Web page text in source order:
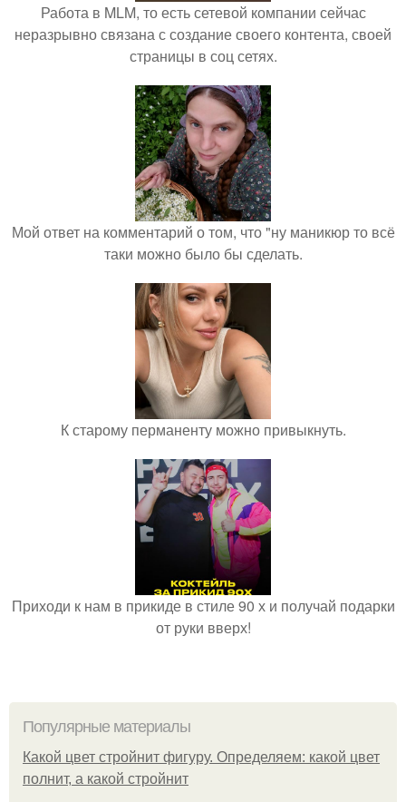
Работа в MLM, то есть сетевой компании сейчас
неразрывно связана с создание своего контента, своей
страницы в соц сетях.
Мой ответ на комментарий о том, что "ну маникюр то всё
таки можно было бы сделать.
К старому перманенту можно привыкнуть.
Приходи к нам в прикиде в стиле 90 х и получай подарки
от руки вверх!
Популярные материалы
Какой цвет стройнит фигуру. Определяем: какой цвет
полнит, а какой стройнит